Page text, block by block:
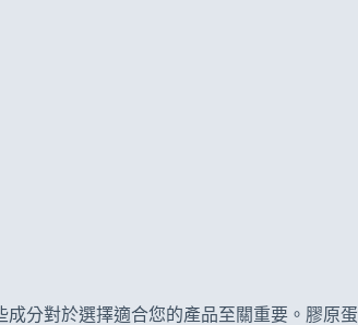
分對於選擇適合您的產品至關重要。膠原